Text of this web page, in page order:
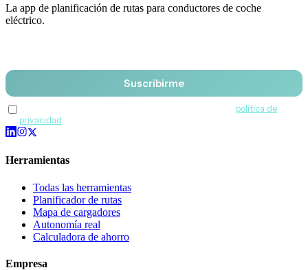
La app de planificación de rutas para conductores de coche
eléctrico.
Suscribirme
política de
privacidad
Herramientas
Todas las herramientas
Planificador de rutas
Mapa de cargadores
Autonomía real
Calculadora de ahorro
Empresa